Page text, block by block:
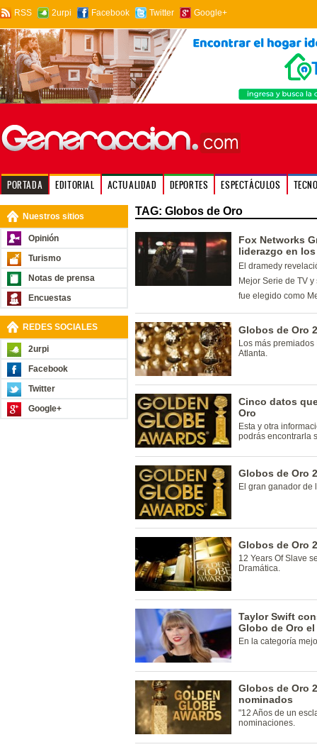
RSS 2urpi Facebook Twitter Google+
PORTADA EDITORIAL ACTUALIDAD DEPORTES ESPECTÁCULOS
Nuestros sitios
Opinión
Turismo
Notas de prensa
Encuestas
REDES SOCIALES
2urpi
Facebook
Twitter
Google+
TAG: Globos de Oro
Fox Networks
liderazgo en
El dramedy
Mejor Serie de
fue elegido como
Globos de Oro
Los más
Atlanta.
Cinco datos
Oro
Esta y otra
podrás encontrarla
Globos de Oro
El gran ganador de
Globos de Oro
12 Years Of Slave
Dramática.
Taylor Swift
Globo de Oro
En la categoría
Globos de Oro
nominados
"12 Años de un
nominaciones.